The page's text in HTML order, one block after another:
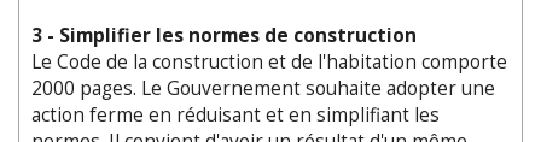
3 - Simplifier les normes de construction
Le Code de la construction et de l'habitation comporte
2000 pages. Le Gouvernement souhaite adopter une
action ferme en réduisant et en simplifiant les